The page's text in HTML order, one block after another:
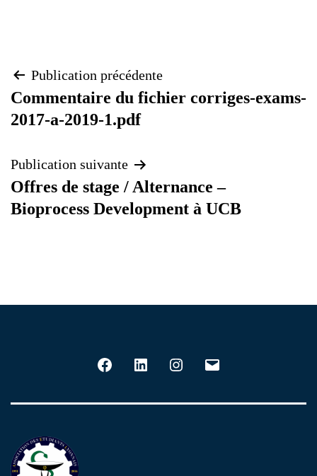
Navigation
de
l’article
Publication précédente
Commentaire du fichier corriges-exams-
2017-a-2019-1.pdf
Publication suivante
Offres de stage / Alternance –
Bioprocess Development à UCB
Facebook LinkedIn Instagram